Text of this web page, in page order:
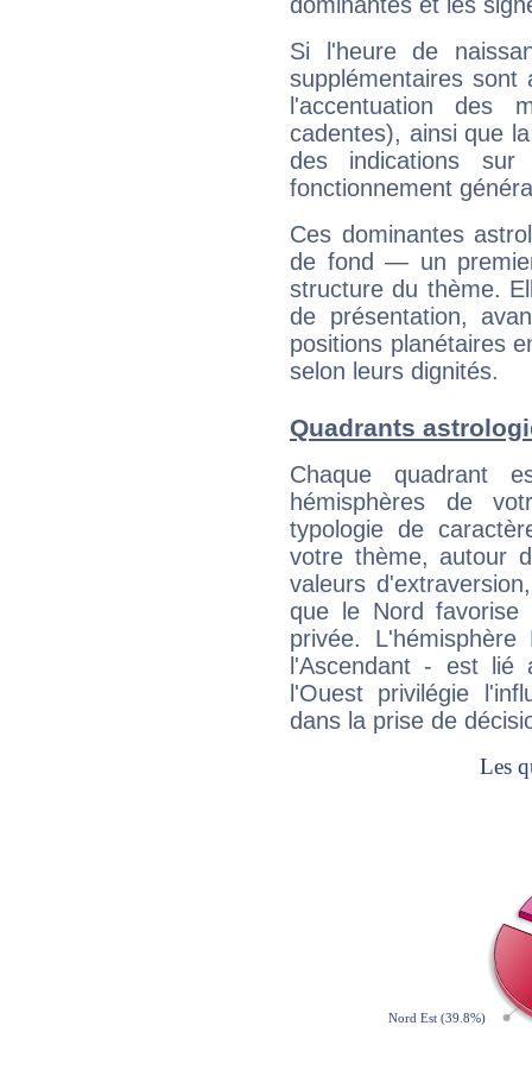
dominantes et les
Si l'heure de
supplémentaires sont
l'accentuation des
cadentes), ainsi que
des indications sur
fonctionnement
Ces dominantes
de fond — un
structure du thème.
de présentation,
positions planétaires
selon leurs dignités.
Quadrants
Chaque quadrant
hémisphères de
typologie de
votre thème, autour
valeurs
que le Nord favorise
privée.
l'Ascendant - est
l'Ouest privilégie
dans la prise de